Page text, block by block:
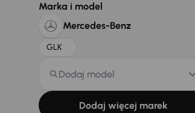
Marka i model
Mercedes-Benz
GLK
Dodaj model
Dodaj więcej marek